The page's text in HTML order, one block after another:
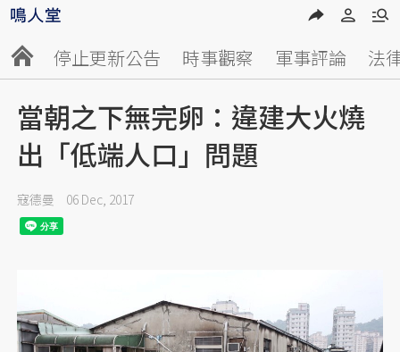
停止更新公告 時事觀察 軍事評論 法
當朝之下無完卵：違建大火燒
出「低端人口」問題
寇德曼 06 Dec, 2017